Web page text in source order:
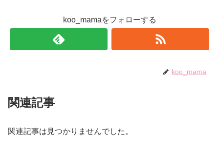
koo_mamaをフォローする
koo_mama
関連記事
関連記事は見つかりませんでした。